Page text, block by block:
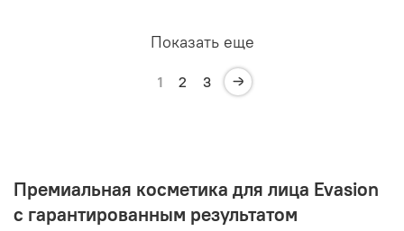
Показать еще
1 2 3
Премиальная косметика для лица Evasion
с гарантированным результатом